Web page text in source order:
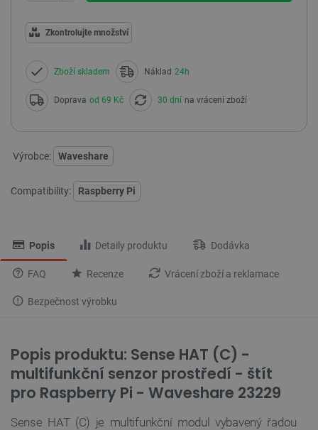
Zkontrolujte množství
Zboží skladem Náklad 24h
Doprava od 69 Kč 30 dní na vrácení zboží
Výrobce: Waveshare
Compatibility: Raspberry Pi
Popis Detaily produktu Dodávka
FAQ Recenze Vrácení zboží a reklamace
Bezpečnost výrobku
Popis produktu: Sense HAT (C) -
multifunkční senzor prostředí - štít
pro Raspberry Pi - Waveshare 23229
Sense HAT (C) je multifunkční modul vybavený řadou